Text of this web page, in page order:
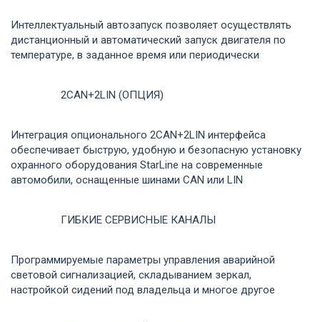
Интеллектуальный автозапуск позволяет осуществлять
дистанционный и автоматический запуск двигателя по
температуре, в заданное время или периодически
2CAN+2LIN (ОПЦИЯ)
Интеграция опционального 2CAN+2LIN интерфейса
обеспечивает быструю, удобную и безопасную установку
охранного оборудования StarLine на современные
автомобили, оснащенные шинами CAN или LIN
ГИБКИЕ СЕРВИСНЫЕ КАНАЛЫ
Программируемые параметры управления аварийной
световой сигнализацией, складыванием зеркал,
настройкой сидений под владельца и многое другое